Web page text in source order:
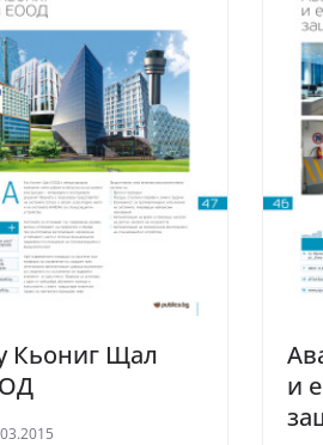
Кьониг Щал
и